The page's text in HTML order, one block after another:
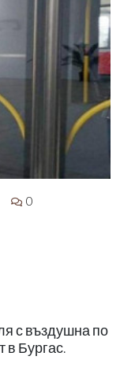
0
с въздушна по
в Бургас.